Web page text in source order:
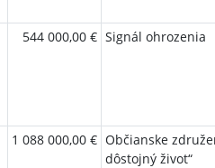
544 000,00 € Signál ohrozenia
1 088 000,00 € Občianske
dôstojný život“